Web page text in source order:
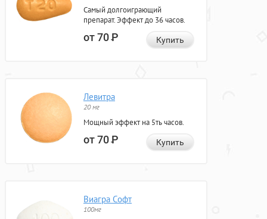
Самый долгоиграющий
препарат. Эффект до 36 часов.
от 70Р Купить
Левитра
20 мг
Мощный эффект на 5ть часов.
от 70Р Купить
Виагра Софт
100мг